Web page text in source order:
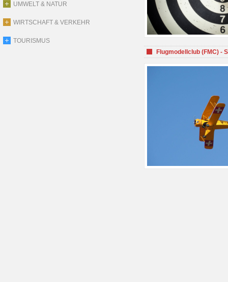
UMWELT & NATUR
WIRTSCHAFT & VERKEHR
TOURISMUS
Flugmodellclub (FMC) -